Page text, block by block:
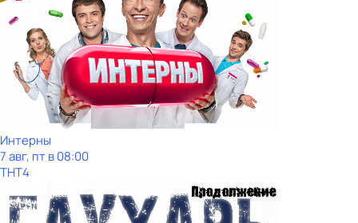
Интерны
7 авг, пт в 08:00
ТНТ4